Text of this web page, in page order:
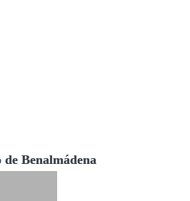
de Benalmádena